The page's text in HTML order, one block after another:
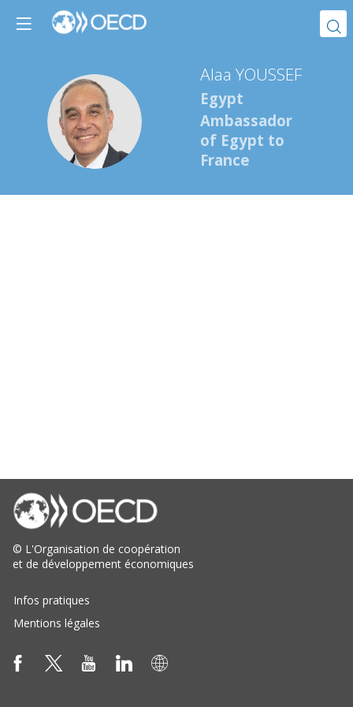
AY
Alaa YOUSSEF
Egypt
Ambassador
of Egypt to
France
© L'Organisation de coopération
et de développement économiques
Infos pratiques
Mentions légales